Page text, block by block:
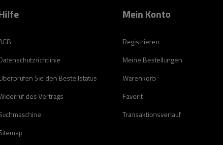
Sie den Bestellstatus
des Vertrags
Mein Konto
Registrieren
Meine Bestellungen
Warenkorb
Favorit
Transaktionsverlauf